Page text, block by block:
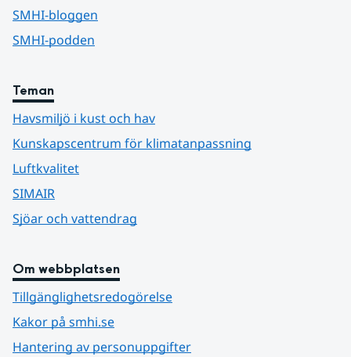
SMHI-bloggen
SMHI-podden
Teman
Havsmiljö i kust och hav
Kunskapscentrum för klimatanpassning
Luftkvalitet
SIMAIR
Sjöar och vattendrag
Om webbplatsen
Tillgänglighetsredogörelse
Kakor på smhi.se
Hantering av personuppgifter